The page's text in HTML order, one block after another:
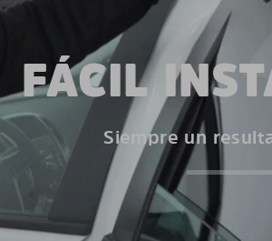
FÁCIL
Siempre un